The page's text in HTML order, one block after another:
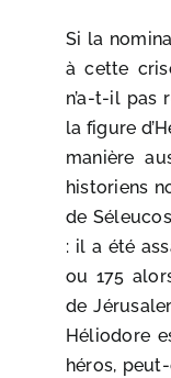
Si la
à cette
n’a-t-il pas
la figure
manière
historiens
de
: il a été
ou 175
de
Héliodore
héros,